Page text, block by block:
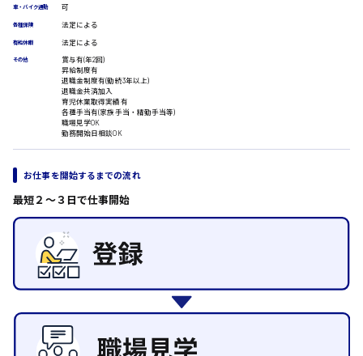
校正・編集
システムエンジニア
プログラマー
カスタマーエンジニア
販売・サービス・フード系
経営企画
レジ
接客
調理
ラウンダー営業
ルート営業
清掃
施工管理
自動車整備士
広島市安芸区
東広島市
安芸高田市
時給制すべて
日給8000円～
車・バイク通勤 可
各種保険 法定による
有給休暇 法定による
その他
賞与有(年2回)
昇給制度有
退職金制度有(勤続3年以上)
退職金共済加入
育児休業取得実績有
各種手当有(家族手当・精勤手当等)
職場見学OK
勤務開始日相談OK
お仕事を開始するまでの流れ
最短２〜３日で仕事開始